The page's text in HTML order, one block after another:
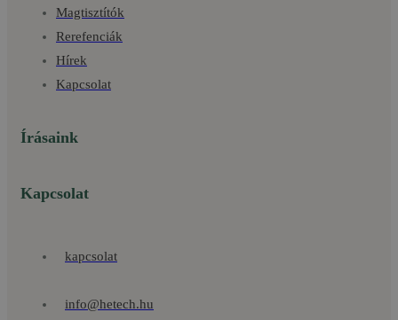
Magtisztítók
Rerefenciák
Hírek
Kapcsolat
Írásaink
Kapcsolat
kapcsolat
info@hetech.hu